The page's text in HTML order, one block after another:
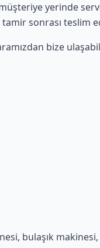
yerinde
tamir sonrası teslim
bize
bulaşık